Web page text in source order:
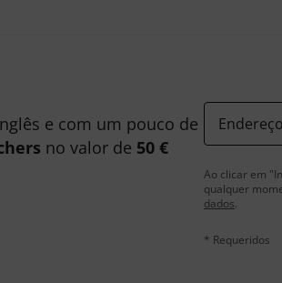
e com um pouco de
no valor de 50 €
Ao clicar em
qualquer
dados.
* Requeridos